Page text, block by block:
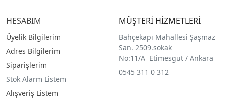
HESABIM
Üyelik Bilgilerim
Adres Bilgilerim
Siparişlerim
Stok Alarm Listem
Alışveriş Listem
MÜŞTERİ HİZMETLERİ
Bahçekapı Mahallesi Şaşmaz
San. 2509.sokak
No:11/A Etimesgut / Ankara
0545 311 0 312